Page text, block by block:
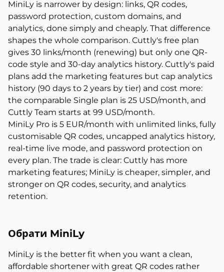
MiniLy is narrower by design: links, QR codes,
password protection, custom domains, and
analytics, done simply and cheaply. That difference
shapes the whole comparison. Cuttly's free plan
gives 30 links/month (renewing) but only one QR-
code style and 30-day analytics history. Cuttly's paid
plans add the marketing features but cap analytics
history (90 days to 2 years by tier) and cost more:
the comparable Single plan is 25 USD/month, and
Cuttly Team starts at 99 USD/month.
MiniLy Pro is 5 EUR/month with unlimited links, fully
customisable QR codes, uncapped analytics history,
real-time live mode, and password protection on
every plan. The trade is clear: Cuttly has more
marketing features; MiniLy is cheaper, simpler, and
stronger on QR codes, security, and analytics
retention.
Обрати MiniLy
MiniLy is the better fit when you want a clean,
affordable shortener with great QR codes rather